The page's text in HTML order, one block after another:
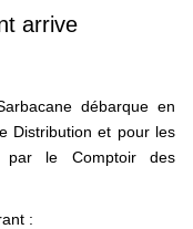
arrive
débarque en
Distribution et pour les
par le Comptoir des
: